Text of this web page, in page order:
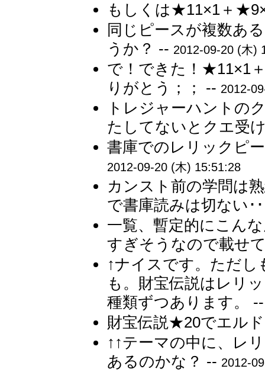
もしくは★11×1＋
同じピースが複数あ
うか？ -- 2012-09-20 (木)
で！できた！★11×1
りがとう；； -- 2012-
トレジャーハントの
たしてないとクエ受
書庫でのレリックピ
2012-09-20 (木) 15:51:28
カンスト前の学問は
で書庫読みは切ない･
一覧、暫定的にこん
すぎそうなので載せ
↑ナイスです。ただし
も。財宝伝説はレリ
種類ずつあります。
財宝伝説★20でエル
↑↑テーマの中に、レ
あるのかな？ -- 2012-